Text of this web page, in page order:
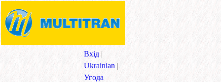
Вхід |
Ukrainian |
Угода